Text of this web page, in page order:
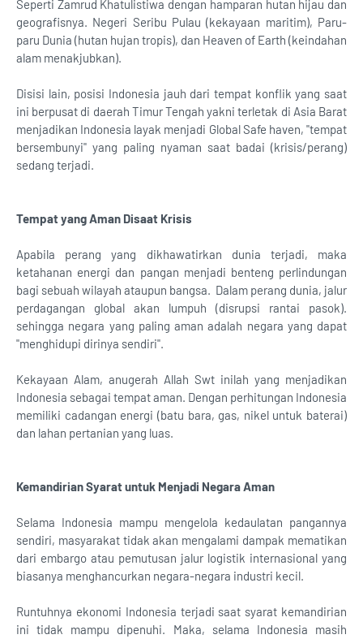
Seperti Zamrud Khatulistiwa dengan hamparan hutan hijau dan
geografisnya. Negeri Seribu Pulau (kekayaan maritim), Paru-
paru Dunia (hutan hujan tropis), dan Heaven of Earth (keindahan
alam menakjubkan).
Disisi lain, posisi Indonesia jauh dari tempat konflik yang saat
ini berpusat di daerah Timur Tengah yakni terletak di Asia Barat
menjadikan Indonesia layak menjadi Global Safe haven, "tempat
bersembunyi" yang paling nyaman saat badai (krisis/perang)
sedang terjadi.
Tempat yang Aman Disaat Krisis
Apabila perang yang dikhawatirkan dunia terjadi, maka
ketahanan energi dan pangan menjadi benteng perlindungan
bagi sebuah wilayah ataupun bangsa. Dalam perang dunia, jalur
perdagangan global akan lumpuh (disrupsi rantai pasok).
sehingga negara yang paling aman adalah negara yang dapat
"menghidupi dirinya sendiri".
Kekayaan Alam, anugerah Allah Swt inilah yang menjadikan
Indonesia sebagai tempat aman. Dengan perhitungan Indonesia
memiliki cadangan energi (batu bara, gas, nikel untuk baterai)
dan lahan pertanian yang luas.
Kemandirian Syarat untuk Menjadi Negara Aman
Selama Indonesia mampu mengelola kedaulatan pangannya
sendiri, masyarakat tidak akan mengalami dampak mematikan
dari embargo atau pemutusan jalur logistik internasional yang
biasanya menghancurkan negara-negara industri kecil.
Runtuhnya ekonomi Indonesia terjadi saat syarat kemandirian
ini tidak mampu dipenuhi. Maka, selama Indonesia masih